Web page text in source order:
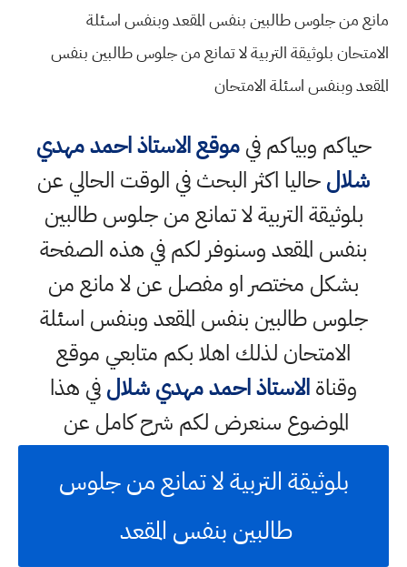
مانع من جلوس طالبين بنفس المقعد وبنفس اسئلة
الامتحان بلوثيقة التربية لا تمانع من جلوس طالبين بنفس
المقعد وبنفس اسئلة الامتحان
حياكم وبياكم فيموقع الاستاذ احمد مهدي
شلالحاليا اكثر البحث في الوقت الحالي عن
بلوثيقة التربية لا تمانع من جلوس طالبين
بنفس المقعد وسنوفر لكم في هذه الصفحة
بشكل مختصر او مفصل عن لا مانع من
جلوس طالبين بنفس المقعد وبنفس اسئلة
الامتحان لذلك اهلا بكم متابعي موقع
وقناةالاستاذ احمد مهدي شلالفي هذا
الموضوع سنعرض لكم شرح كامل عن
بلوثيقة التربية لا تمانع من جلوس
طالبين بنفس المقعد